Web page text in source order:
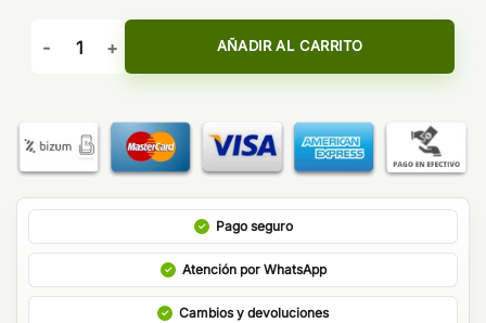
Aroma Neapolitan 15ml/60 Longfill - Kings Crest cantidad
AÑADIR AL CARRITO
Pago seguro
Atención por WhatsApp
Cambios y devoluciones